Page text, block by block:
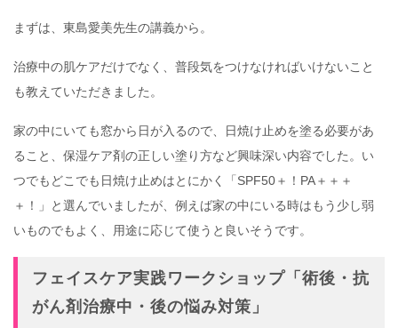
まずは、東島愛美先生の講義から。
治療中の肌ケアだけでなく、普段気をつけなければいけないこと
も教えていただきました。
家の中にいても窓から日が入るので、日焼け止めを塗る必要があ
ること、保湿ケア剤の正しい塗り方など興味深い内容でした。い
つでもどこでも日焼け止めはとにかく「SPF50＋！PA＋＋＋
＋！」と選んでいましたが、例えば家の中にいる時はもう少し弱
いものでもよく、用途に応じて使うと良いそうです。
フェイスケア実践ワークショップ「術後・抗
がん剤治療中・後の悩み対策」